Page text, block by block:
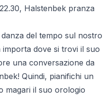
Halstenbek pranza
del tempo sul nostro
dove si trovi il suo
una conversazione da
Quindi, pianifichi un
magari il suo orologio